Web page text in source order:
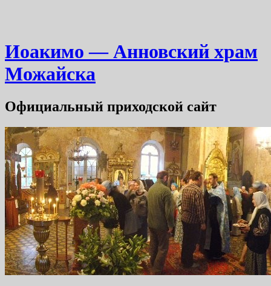
Иоакимо — Анновский храм
Можайска
Официальный приходской сайт